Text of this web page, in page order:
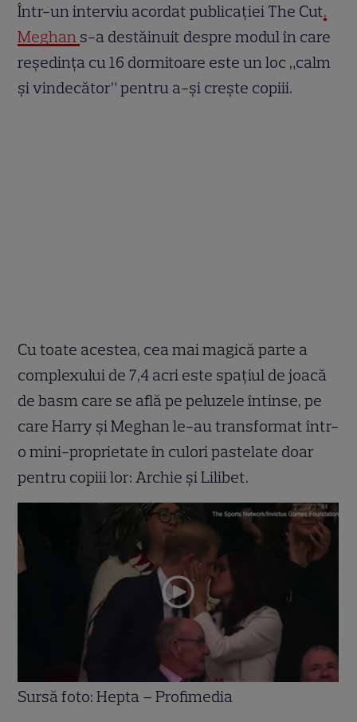
Într-un interviu acordat publicației The Cut,
Meghan s-a destăinuit despre modul în care
reședința cu 16 dormitoare este un loc „calm
și vindecător” pentru a-și crește copiii.
Cu toate acestea, cea mai magică parte a
complexului de 7,4 acri este spațiul de joacă
de basm care se află pe peluzele întinse, pe
care Harry și Meghan le-au transformat într-
o mini-proprietate în culori pastelate doar
pentru copiii lor: Archie și Lilibet.
Sursă foto: Hepta – Profimedia